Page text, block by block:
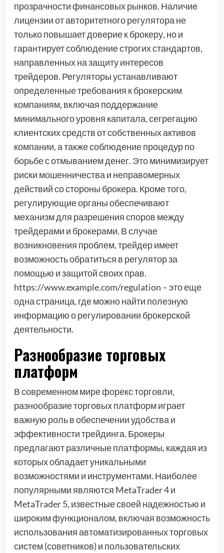
прозрачности финансовых рынков. Наличие
лицензии от авторитетного регулятора не
только повышает доверие к брокеру, но и
гарантирует соблюдение строгих стандартов,
направленных на защиту интересов
трейдеров. Регуляторы устанавливают
определенные требования к брокерским
компаниям, включая поддержание
минимального уровня капитала, сегрегацию
клиентских средств от собственных активов
компании, а также соблюдение процедур по
борьбе с отмыванием денег. Это минимизирует
риски мошенничества и неправомерных
действий со стороны брокера. Кроме того,
регулирующие органы обеспечивают
механизм для разрешения споров между
трейдерами и брокерами. В случае
возникновения проблем, трейдер имеет
возможность обратиться в регулятор за
помощью и защитой своих прав.
https://www.example.com/regulation – это еще
одна страница, где можно найти полезную
информацию о регулировании брокерской
деятельности.
Разнообразие торговых
платформ
В современном мире форекс торговли,
разнообразие торговых платформ играет
важную роль в обеспечении удобства и
эффективности трейдинга. Брокеры
предлагают различные платформы, каждая из
которых обладает уникальными
возможностями и инструментами. Наиболее
популярными являются MetaTrader 4 и
MetaTrader 5, известные своей надежностью и
широким функционалом, включая возможность
использования автоматизированных торговых
систем (советников) и пользовательских